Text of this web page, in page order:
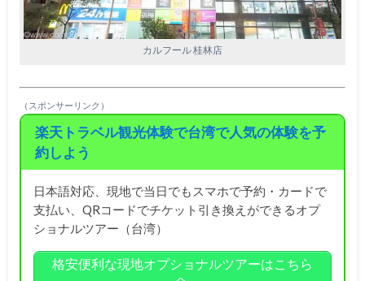
カルフール 桂林店
（スポンサーリンク）
楽天トラベル観光体験で台湾で人気の体験を予
約しよう
日本語対応、現地で当日でもスマホで予約・カードで
支払い、QRコードでチケット引き換えができるオプ
ショナルツアー（台湾）
格安便利な現地オプショナルツアーはこちら